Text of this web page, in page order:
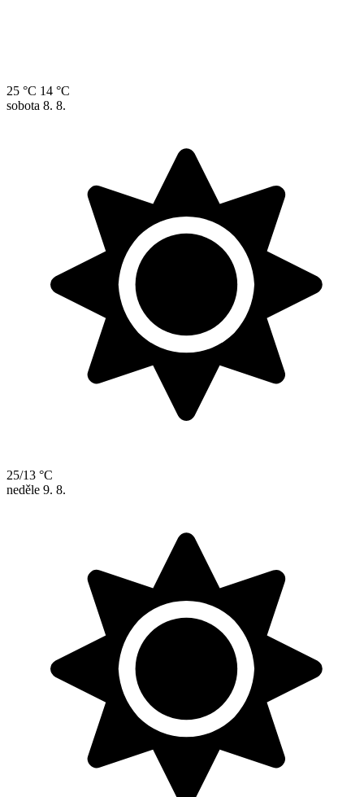
25 °C 14 °C
sobota 8. 8.
25/13 °C
neděle 9. 8.